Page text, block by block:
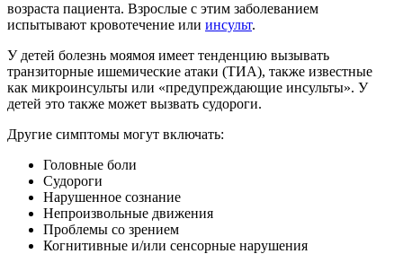
возраста пациента. Взрослые с этим заболеванием
испытывают кровотечение или инсульт.
У детей болезнь моямоя имеет тенденцию вызывать
транзиторные ишемические атаки (ТИА), также известные
как микроинсульты или «предупреждающие инсульты». У
детей это также может вызвать судороги.
Другие симптомы могут включать:
Головные боли
Судороги
Нарушенное сознание
Непроизвольные движения
Проблемы со зрением
Когнитивные и/или сенсорные нарушения